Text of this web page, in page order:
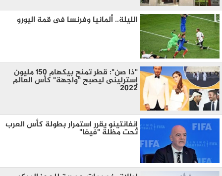
الليلة.. ألمانيا وفرنسا فى قمة اليورو
"ذا صن": قطر تمنح بيكهام 150 مليون
إسترلينى ليصبح "واجهة" كأس العالم
2022
إنفانتينو يقرر استمرار بطولة كأس العرب
تحت مظلة "فيفا"